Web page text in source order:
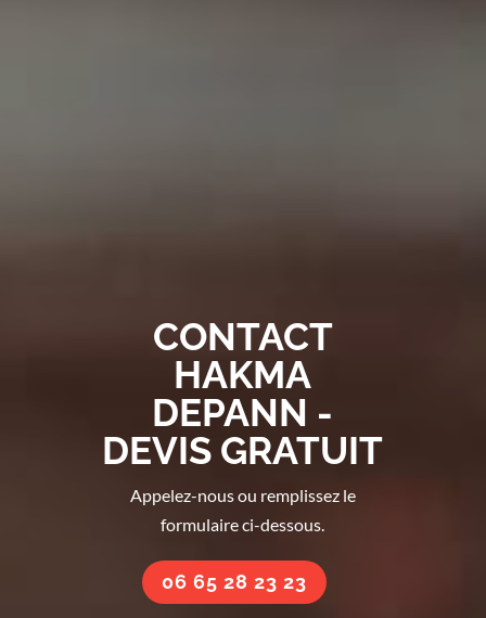
CONTACT
HAKMA
DEPANN -
DEVIS GRATUIT
Appelez-nous ou remplissez le
formulaire ci-dessous.
06 65 28 23 23